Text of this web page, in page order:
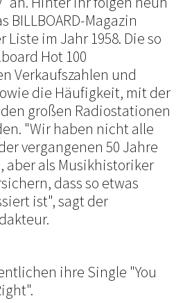
BILLBOARD-Magazin
im Jahr 1958. Die so
Hot 100
Verkaufszahlen und
die Häufigkeit, mit der
großen Radiostationen
"Wir haben nicht alle
vergangenen 50 Jahre
aber als Musikhistoriker
dass so etwas
ist", sagt der
ihre Single "You